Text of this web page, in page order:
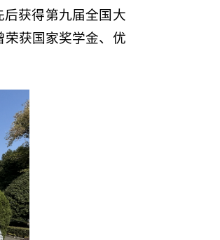
获得第九届全国大
获国家奖学金、优